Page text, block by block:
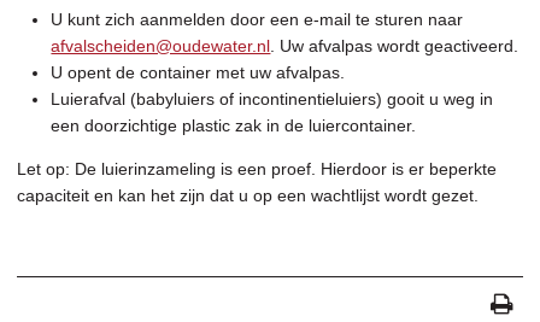
U kunt zich aanmelden door een e-mail te sturen naar
afvalscheiden@oudewater.nl. Uw afvalpas wordt geactiveerd.
U opent de container met uw afvalpas.
Luierafval (babyluiers of incontinentieluiers) gooit u weg in
een doorzichtige plastic zak in de luiercontainer.
Let op: De luierinzameling is een proef. Hierdoor is er beperkte
capaciteit en kan het zijn dat u op een wachtlijst wordt gezet.